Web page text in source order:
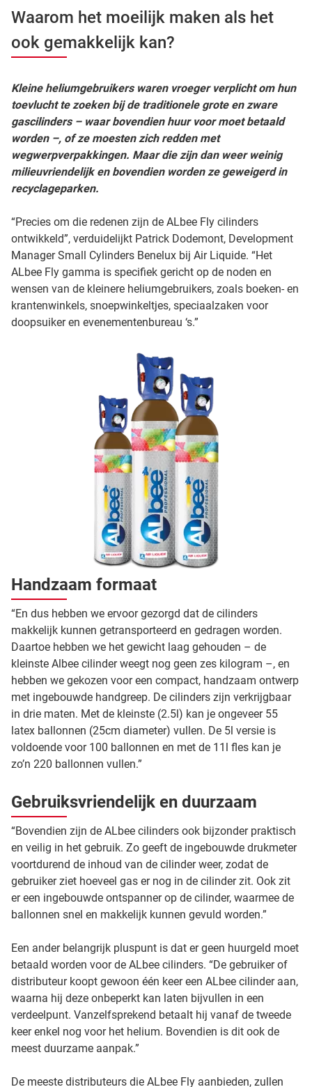
Waarom het moeilijk maken als het
ook gemakkelijk kan?
Kleine heliumgebruikers waren vroeger verplicht om hun
toevlucht te zoeken bij de traditionele grote en zware
gascilinders – waar bovendien huur voor moet betaald
worden –, of ze moesten zich redden met
wegwerpverpakkingen. Maar die zijn dan weer weinig
milieuvriendelijk en bovendien worden ze geweigerd in
recyclageparken.
“Precies om die redenen zijn de ALbee Fly cilinders
ontwikkeld”, verduidelijkt Patrick Dodemont, Development
Manager Small Cylinders Benelux bij Air Liquide. “Het
ALbee Fly gamma is specifiek gericht op de noden en
wensen van de kleinere heliumgebruikers, zoals boeken- en
krantenwinkels, snoepwinkeltjes, speciaalzaken voor
doopsuiker en evenementenbureau ‘s.”
Handzaam formaat
“En dus hebben we ervoor gezorgd dat de cilinders
makkelijk kunnen getransporteerd en gedragen worden.
Daartoe hebben we het gewicht laag gehouden – de
kleinste Albee cilinder weegt nog geen zes kilogram –, en
hebben we gekozen voor een compact, handzaam ontwerp
met ingebouwde handgreep. De cilinders zijn verkrijgbaar
in drie maten. Met de kleinste (2.5l) kan je ongeveer 55
latex ballonnen (25cm diameter) vullen. De 5l versie is
voldoende voor 100 ballonnen en met de 11l fles kan je
zo’n 220 ballonnen vullen.”
Gebruiksvriendelijk en duurzaam
“Bovendien zijn de ALbee cilinders ook bijzonder praktisch
en veilig in het gebruik. Zo geeft de ingebouwde drukmeter
voortdurend de inhoud van de cilinder weer, zodat de
gebruiker ziet hoeveel gas er nog in de cilinder zit. Ook zit
er een ingebouwde ontspanner op de cilinder, waarmee de
ballonnen snel en makkelijk kunnen gevuld worden.”
Een ander belangrijk pluspunt is dat er geen huurgeld moet
betaald worden voor de ALbee cilinders. “De gebruiker of
distributeur koopt gewoon één keer een ALbee cilinder aan,
waarna hij deze onbeperkt kan laten bijvullen in een
verdeelpunt. Vanzelfsprekend betaalt hij vanaf de tweede
keer enkel nog voor het helium. Bovendien is dit ook de
meest duurzame aanpak.”
De meeste distributeurs die ALbee Fly aanbieden, zullen